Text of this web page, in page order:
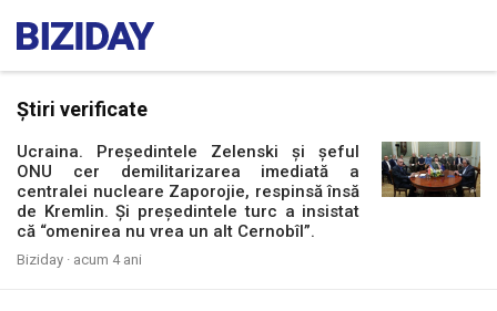
Știri verificate
Ucraina. Președintele Zelenski și șeful
ONU cer demilitarizarea imediată a
centralei nucleare Zaporojie, respinsă însă
de Kremlin. Și președintele turc a insistat
că “omenirea nu vrea un alt Cernobîl”.
Biziday · acum 4 ani